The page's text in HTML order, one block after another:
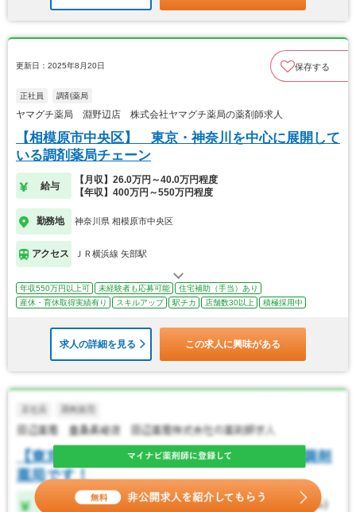
更新日：2025年8月20日 保存する
正社員 調剤薬局
ヤマグチ薬局 淵野辺店 株式会社ヤマグチ薬局の薬剤師求人
【相模原市中央区】 東京・神奈川を中心に展開して
いる調剤薬局チェーン
給与
【月収】26.0万円～40.0万円程度
【年収】400万円～550万円程度
勤務地 神奈川県 相模原市中央区
アクセス ＪＲ横浜線 矢部駅
年収550万円以上可 未経験者も応募可能
住宅補助（手当）あり
産休・育休取得実績有り
スキルアップ 駅チカ 店舗数30以上 積極採用中
求人の詳細を見る この求人に興味がある